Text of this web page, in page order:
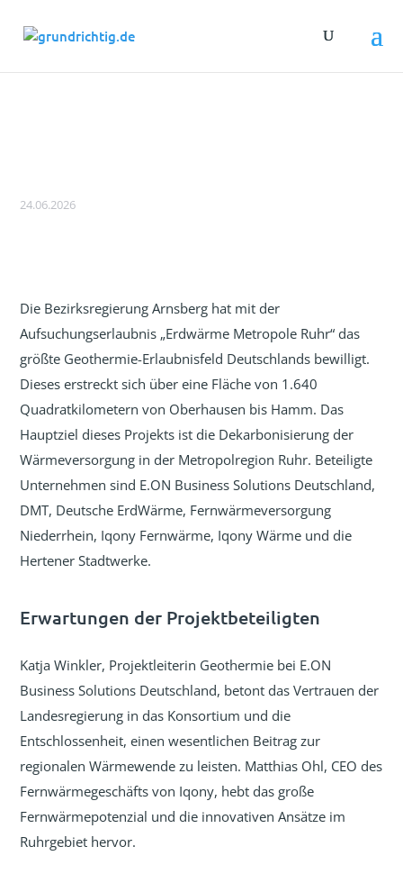
24.06.2026
Die Bezirksregierung Arnsberg hat mit der
Aufsuchungserlaubnis „Erdwärme Metropole Ruhr“ das
größte Geothermie-Erlaubnisfeld Deutschlands bewilligt.
Dieses erstreckt sich über eine Fläche von 1.640
Quadratkilometern von Oberhausen bis Hamm. Das
Hauptziel dieses Projekts ist die Dekarbonisierung der
Wärmeversorgung in der Metropolregion Ruhr. Beteiligte
Unternehmen sind E.ON Business Solutions Deutschland,
DMT, Deutsche ErdWärme, Fernwärmeversorgung
Niederrhein, Iqony Fernwärme, Iqony Wärme und die
Hertener Stadtwerke.
Erwartungen der Projektbeteiligten
Katja Winkler, Projektleiterin Geothermie bei E.ON
Business Solutions Deutschland, betont das Vertrauen der
Landesregierung in das Konsortium und die
Entschlossenheit, einen wesentlichen Beitrag zur
regionalen Wärmewende zu leisten. Matthias Ohl, CEO des
Fernwärmegeschäfts von Iqony, hebt das große
Fernwärmepotenzial und die innovativen Ansätze im
Ruhrgebiet hervor.